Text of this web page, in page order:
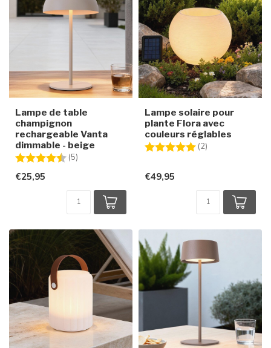
Lampe de table
champignon
rechargeable Vanta
dimmable - beige
Note:
(5)
€25,95
Lampe solaire pour
plante Flora avec
couleurs réglables
Note:
(2)
€49,95